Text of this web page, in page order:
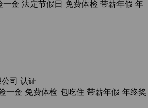
一金 法定节假日 免费体检 带薪年假 年
司 认证
一金 免费体检 包吃住 带薪年假 年终奖